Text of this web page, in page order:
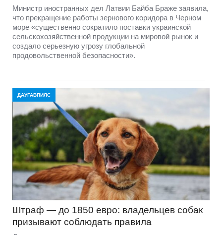
Министр иностранных дел Латвии Байба Браже заявила,
что прекращение работы зернового коридора в Черном
море «существенно сократило поставки украинской
сельскохозяйственной продукции на мировой рынок и
создало серьезную угрозу глобальной
продовольственной безопасности».
ДАУГАВПИЛС
Штраф — до 1850 евро: владельцев собак
призывают соблюдать правила